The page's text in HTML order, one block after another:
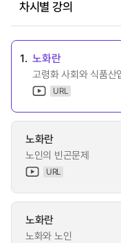
차시별 강의
1. 노화란
고령화 사회와 식품산
URL
노화란
노인의 빈곤문제
URL
노화란
노화와 노인